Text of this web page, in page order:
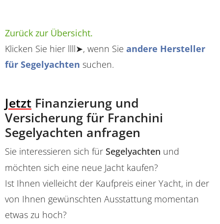
Zurück zur Übersicht.
Klicken Sie hier llll➤, wenn Sie andere Hersteller
für Segelyachten suchen.
Jetzt Finanzierung und
Versicherung für Franchini
Segelyachten anfragen
Sie interessieren sich für Segelyachten und
möchten sich eine neue Jacht kaufen?
Ist Ihnen vielleicht der Kaufpreis einer Yacht, in der
von Ihnen gewünschten Ausstattung momentan
etwas zu hoch?